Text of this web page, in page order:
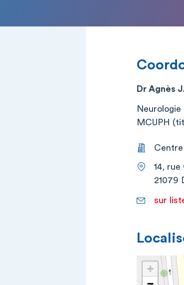
Dr Agnès
MCUPH
14, rue
21079
sur
+